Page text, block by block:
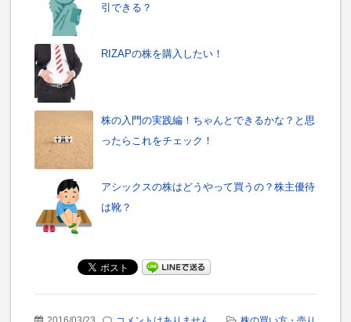
引できる？
RIZAPの株を購入したい！
株の入門の実践編！ちゃんとできるかな？と思
ったらこれをチェック！
アシックスの株はどうやって買うの？株主優待
は靴？